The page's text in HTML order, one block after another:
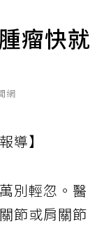
瘤快就
網
導】
別輕忽。醫
節或肩關節